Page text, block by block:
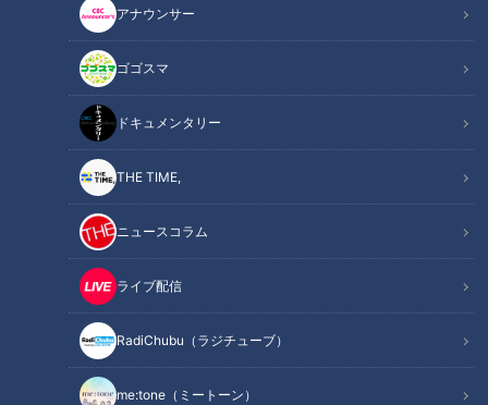
アナウンサー
ゴゴスマ
ドキュメンタリー
THE TIME,
ニュースコラム
ライブ配信
RadiChubu（ラジチューブ）
me:tone（ミートーン）
この記事を見たあなたへのおすすめ
何かが隠れてる？道の駅 いがの